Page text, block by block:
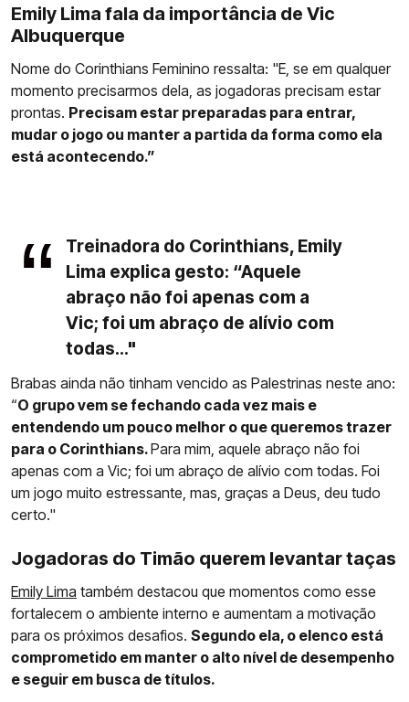
Emily Lima fala da importância de Vic
Albuquerque
Nome do Corinthians Feminino ressalta: "E, se em qualquer
momento precisarmos dela, as jogadoras precisam estar
prontas. Precisam estar preparadas para entrar,
mudar o jogo ou manter a partida da forma como ela
está acontecendo.”
Treinadora do Corinthians, Emily
Lima explica gesto: “Aquele
abraço não foi apenas com a
Vic; foi um abraço de alívio com
todas..."
Brabas ainda não tinham vencido as Palestrinas neste ano:
“O grupo vem se fechando cada vez mais e
entendendo um pouco melhor o que queremos trazer
para o Corinthians.Para mim, aquele abraço não foi
apenas com a Vic; foi um abraço de alívio com todas. Foi
um jogo muito estressante, mas, graças a Deus, deu tudo
certo."
Jogadoras do Timão querem levantar taças
Emily Lima também destacou que momentos como esse
fortalecem o ambiente interno e aumentam a motivação
para os próximos desafios. Segundo ela, o elenco está
comprometido em manter o alto nível de desempenho
e seguir em busca de títulos.